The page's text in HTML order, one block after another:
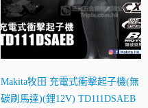
Makita牧田 充電式衝擊起子機(無
碳刷馬達)(鋰12V) TD111DSAEB